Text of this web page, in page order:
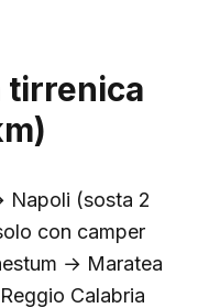
tirrenica
(sosta 2
con camper
→ Maratea
Calabria